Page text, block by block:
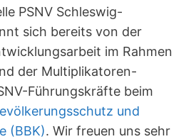
PSNV Schleswig-
sich bereits von der
im Rahmen
der Multiplikatoren-
Führungskräfte beim
und
(BBK). Wir freuen uns sehr